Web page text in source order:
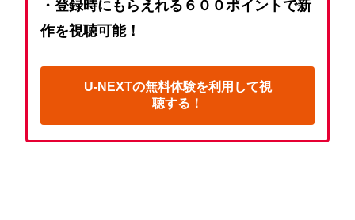
・登録時にもらえれる６００ポイントで新
作を視聴可能！
U-NEXTの無料体験を利用して視
聴する！